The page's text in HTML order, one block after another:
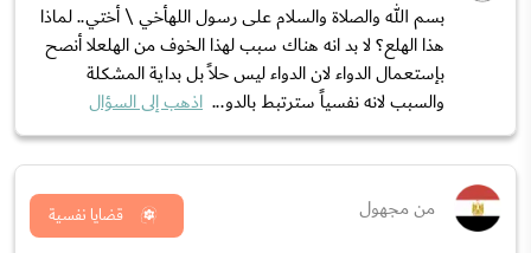
بسم الله والصلاة والسلام على رسول اللهأخي \ أختي.. لماذا
هذا الهلع؟ لا بد انه هناك سبب لهذا الخوف من الهلعلا أنصح
بإستعمال الدواء لان الدواء ليس حلاً بل بداية المشكلة
والسبب لانه نفسياً سترتبط بالدو... اذهب إلى السؤال
من مجهول قضايا نفسية